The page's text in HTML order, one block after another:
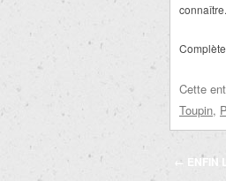
connaître.
Cette
Toupin,
← ENFIN